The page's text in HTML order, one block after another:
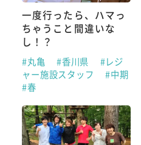
一度行ったら、ハマっ
ちゃうこと間違いな
し！？
#丸亀 #香川県
#レジ
ャー施設スタッフ
#中期
#春